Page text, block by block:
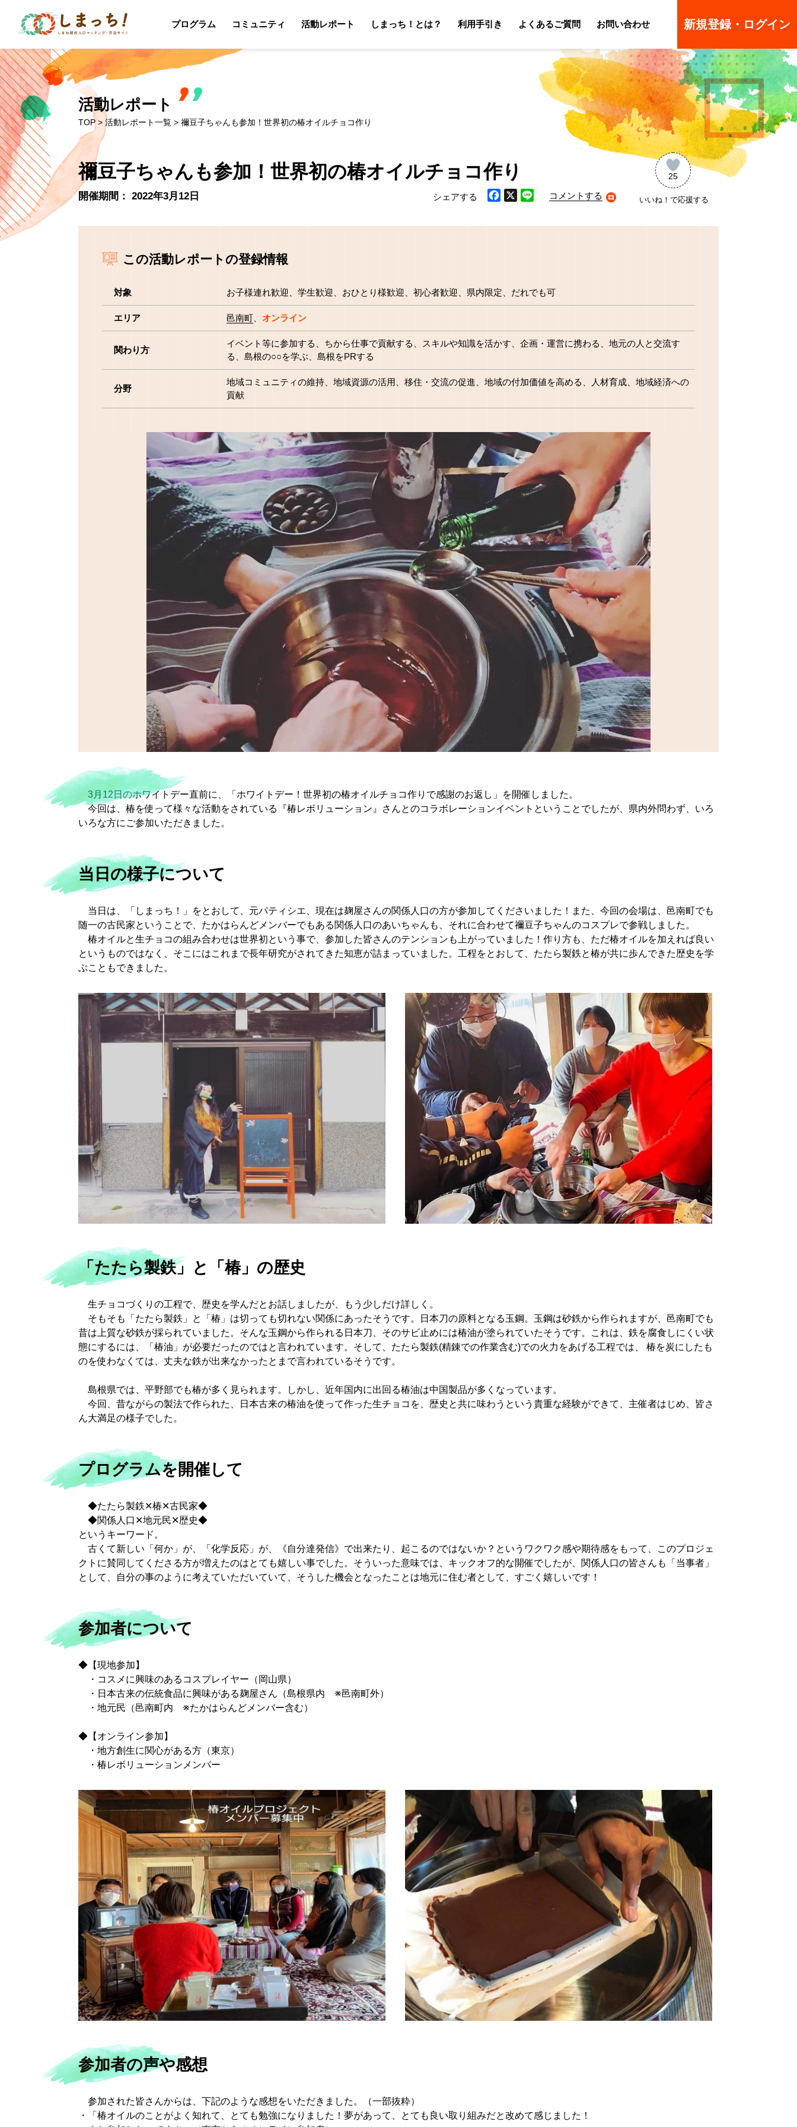
プログラム コミュニティ 活動レポート しまっち！とは？
利用手引き
よくあるご質問
お問い合わせ 新規登録・ログイン
活動レポート
TOP> 活動レポート一覧 > 禰豆子ちゃんも参加！世界初の椿オイルチョコ作り
禰豆子ちゃんも参加！世界初の椿オイルチョコ作り
開催期間： 2022年3月12日
シェアする
コメントする
25
いいね！で応援する
この活動レポートの登録情報
対象 お子様連れ歓迎、学生歓迎、おひとり様歓迎、初心者歓迎、県内限定、だれでも可
エリア 邑南町 オンライン
関わり方
イベント等に参加する、ちから仕事で貢献する、スキルや知識を活かす、企画・運営に携わる、地元の人と交流す
る、島根の○○を学ぶ、島根をPRする
分野
地域コミュニティの維持、地域資源の活用、移住・交流の促進、地域の付加価値を高める、人材育成、地域経済への
貢献
3月12日のホワイトデー直前に、「ホワイトデー！世界初の椿オイルチョコ作りで感謝のお返し」を開催しました。
今回は、椿を使って様々な活動をされている『椿レボリューション』さんとのコラボレーションイベントということでしたが、県内外問わず、いろ
いろな方にご参加いただきました。
当日の様子について
当日は、「しまっち！」をとおして、元パティシエ、現在は麹屋さんの関係人口の方が参加してくださいました！また、今回の会場は、邑南町でも
随一の古民家ということで、たかはらんどメンバーでもある関係人口のあいちゃんも、それに合わせて禰豆子ちゃんのコスプレで参戦しました。
椿オイルと生チョコの組み合わせは世界初という事で、参加した皆さんのテンションも上がっていました！作り方も、ただ椿オイルを加えれば良い
というものではなく、そこにはこれまで長年研究がされてきた知恵が詰まっていました。工程をとおして、たたら製鉄と椿が共に歩んできた歴史を学
ぶこともできました。
「たたら製鉄」と「椿」の歴史
生チョコづくりの工程で、歴史を学んだとお話しましたが、もう少しだけ詳しく。
そもそも「たたら製鉄」と「椿」は切っても切れない関係にあったそうです。日本刀の原料となる玉鋼。玉鋼は砂鉄から作られますが、邑南町でも
昔は上質な砂鉄が採られていました。そんな玉鋼から作られる日本刀、そのサビ止めには椿油が塗られていたそうです。これは、鉄を腐食しにくい状
態にするには、「椿油」が必要だったのではと言われています。そして、たたら製鉄(精錬での作業含む)での火力をあげる工程では、 椿を炭にしたも
のを使わなくては、丈夫な鉄が出来なかったとまで言われているそうです。
島根県では、平野部でも椿が多く見られます。しかし、近年国内に出回る椿油は中国製品が多くなっています。
今回、昔ながらの製法で作られた、日本古来の椿油を使って作った生チョコを、歴史と共に味わうという貴重な経験ができて、主催者はじめ、皆さ
ん大満足の様子でした。
プログラムを開催して
◆たたら製鉄✕椿✕古民家◆
◆関係人口✕地元民✕歴史◆
というキーワード。
古くて新しい「何か」が、「化学反応」が、《自分達発信》で出来たり、起こるのではないか？というワクワク感や期待感をもって、このプロジェ
クトに賛同してくださる方が増えたのはとても嬉しい事でした。そういった意味では、キックオフ的な開催でしたが、関係人口の皆さんも「当事者」
として、自分の事のように考えていただいていて、そうした機会となったことは地元に住む者として、すごく嬉しいです！
参加者について
◆【現地参加】
・コスメに興味のあるコスプレイヤー（岡山県）
・日本古来の伝統食品に興味がある麹屋さん（島根県内 ※邑南町外）
・地元民（邑南町内 ※たかはらんどメンバー含む）
◆【オンライン参加】
・地方創生に関心がある方（東京）
・椿レボリューションメンバー
参加者の声や感想
参加された皆さんからは、下記のような感想をいただきました。（一部抜粋）
・「椿オイルのことがよく知れて、とても勉強になりました！夢があって、とても良い取り組みだと改めて感じました！